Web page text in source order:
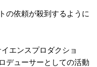
の依頼が殺到するように
エンスプロダクショ
デューサーとしての活動